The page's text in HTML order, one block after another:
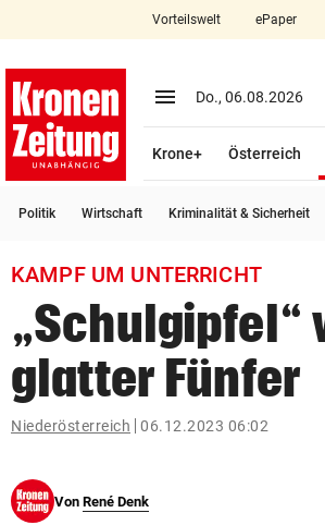
account_circle Anmelden
bookmark
search
Suchbegriff
eingeben
© Krone Multimedia GmbH & Co KG 2026
Vorteilswelt ePaper
menu Menü aufklappen
Do., 06.08.2026
Krone+ Österreich
Politik Wirtschaft Kriminalität & Sicherheit
KAMPF UM UNTERRICHT
„Schulgipfel“
glatter Fünfer
Niederösterreich 06.12.2023 06:02
Von René Denk